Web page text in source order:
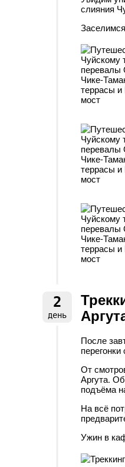
слияния
2
день
После
От
Аргута.
подъёма
На всё
Ужин в